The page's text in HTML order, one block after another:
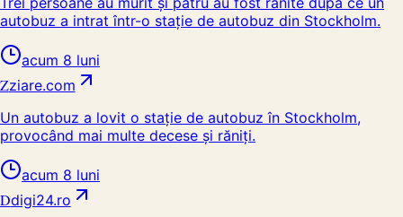
autobuz a intrat într-o stație de autobuz din Stockholm.
acum 8 luni
Zziare.com
Un autobuz a lovit o stație de autobuz în Stockholm,
provocând mai multe decese și răniți.
acum 8 luni
Ddigi24.ro